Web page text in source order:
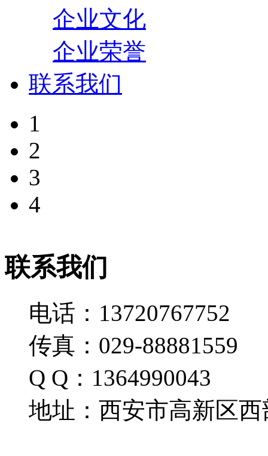
企业文化
企业荣誉
联系我们
1
2
3
4
联系我们
电话：13720767752
传真：029-88881559
Q Q：1364990043
地址：西安市高新区西